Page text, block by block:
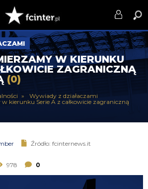
W KIERUNKU
ZAGRANICZNĄ
(0)
Wywiady z działaczami
kierunku Serie A z całkowicie zagraniczną
Źródło: fcinternews.it
978 0